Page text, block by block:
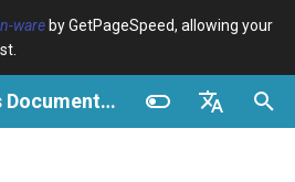
ware by GetPageSpeed, allowing your
NGINX Extras Documentation